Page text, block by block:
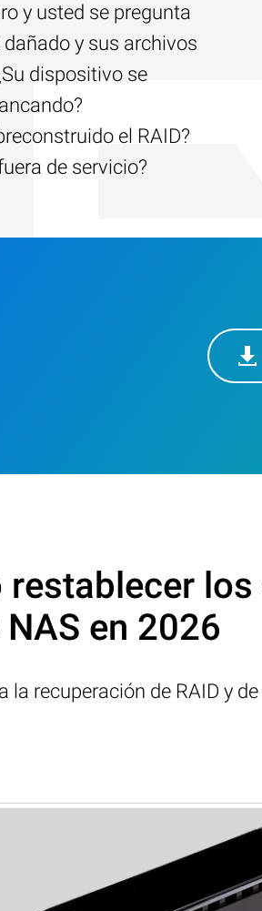
y usted se pregunta
dañado y sus archivos
dispositivo se
el RAID?
de servicio?
restablecer
en 2026
la recuperación de RAID y